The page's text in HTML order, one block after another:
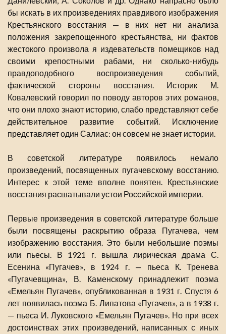
бы искать в их произведениях правдивого изображения
Крестьянского восстания — в них нет ни анализа
положения закрепощенного крестьянства, ни фактов
жестокого произвола я издевательств помещиков над
своими крепостными рабами, ни сколько-нибудь
правдоподобного воспроизведения событий,
фактической стороны восстания. Историк М.
Ковалевский говорил по поводу авторов этих романов,
что они плохо знают историю, слабо представляют себе
действительное развитие событий. Исключение
представляет один Салиас: он совсем не знает истории.
В советской литературе появилось немало
произведений, посвященных пугачевскому восстанию.
Интерес к этой теме вполне понятен. Крестьянские
восстания расшатывали устои Российской империи.
Первые произведения в советской литературе больше
были посвящены раскрытию образа Пугачева, чем
изображению восстания. Это были небольшие поэмы
или пьесы. В 1921 г. вышла лирическая драма С.
Есенина «Пугачев», в 1924 г. — пьеса К. Тренева
«Пугачевщина», В. Каменскому принадлежит поэма
«Емельян Пугачев», опубликованная в 1931 г. Спустя 6
лет появилась поэма Б. Липатова «Пугачев», а в 1938 г.
— пьеса И. Луковского «Емельян Пугачев». Но при всех
достоинствах этих произведений, написанных с иных